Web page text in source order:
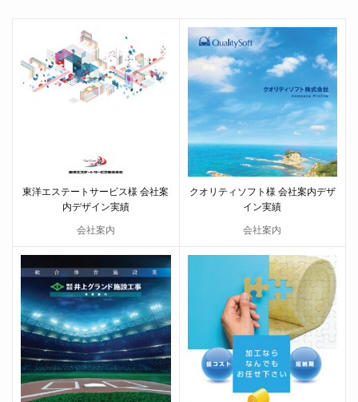
東洋エステートサービス様 会社案
内デザイン実績
会社案内
クオリティソフト様 会社案内デザ
イン実績
会社案内